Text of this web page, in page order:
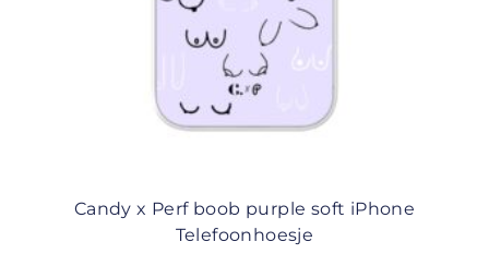
Candy x Perf boob purple soft iPhone
Telefoonhoesje